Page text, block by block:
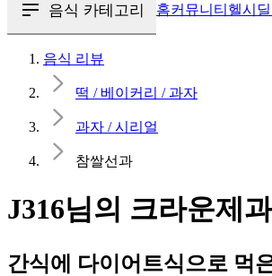
음식 카테고리 홈커뮤니티 헬시딜
음식 리뷰
떡 / 베이커리 / 과자
과자 / 시리얼
참쌀선과
J316님의 크라운제
간식에 다이어트식으로 먹